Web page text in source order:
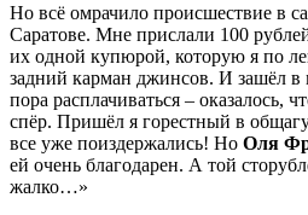
Но всё омрачило происшествие в
Саратове. Мне прислали 100
их одной купюрой, которую я по
задний карман джинсов. И зашёл в
пора расплачиваться – оказалось,
спёр. Пришёл я горестный в
все уже поиздержались! Но Оля
ей очень благодарен. А той
жалко…»